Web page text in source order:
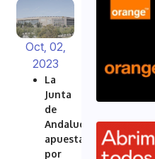
Oct, 02,
2023
La
Junta
de
Andalucía
apuesta
por